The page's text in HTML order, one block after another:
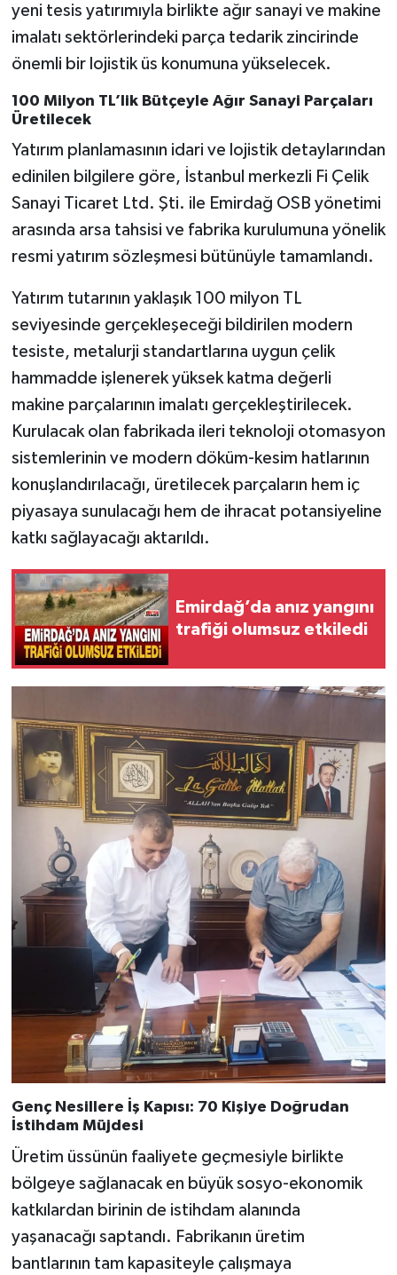
yeni tesis yatırımıyla birlikte ağır sanayi ve makine
imalatı sektörlerindeki parça tedarik zincirinde
önemli bir lojistik üs konumuna yükselecek.
100 Milyon TL’lik Bütçeyle Ağır Sanayi Parçaları
Üretilecek
Yatırım planlamasının idari ve lojistik detaylarından
edinilen bilgilere göre, İstanbul merkezli Fi Çelik
Sanayi Ticaret Ltd. Şti. ile Emirdağ OSB yönetimi
arasında arsa tahsisi ve fabrika kurulumuna yönelik
resmi yatırım sözleşmesi bütünüyle tamamlandı.
Yatırım tutarının yaklaşık 100 milyon TL
seviyesinde gerçekleşeceği bildirilen modern
tesiste, metalurji standartlarına uygun çelik
hammadde işlenerek yüksek katma değerli
makine parçalarının imalatı gerçekleştirilecek.
Kurulacak olan fabrikada ileri teknoloji otomasyon
sistemlerinin ve modern döküm-kesim hatlarının
konuşlandırılacağı, üretilecek parçaların hem iç
piyasaya sunulacağı hem de ihracat potansiyeline
katkı sağlayacağı aktarıldı.
Emirdağ’da anız yangını
trafiği olumsuz etkiledi
Genç Nesillere İş Kapısı: 70 Kişiye Doğrudan
İstihdam Müjdesi
Üretim üssünün faaliyete geçmesiyle birlikte
bölgeye sağlanacak en büyük sosyo-ekonomik
katkılardan birinin de istihdam alanında
yaşanacağı saptandı. Fabrikanın üretim
bantlarının tam kapasiteyle çalışmaya